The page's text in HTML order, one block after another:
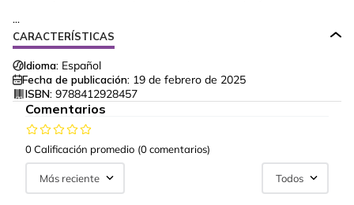
...
CARACTERÍSTICAS
Idioma: Español
Fecha de publicación: 19 de febrero de 2025
ISBN: 9788412928457
Comentarios
0 Calificación promedio (0 comentarios)
Más reciente Todos